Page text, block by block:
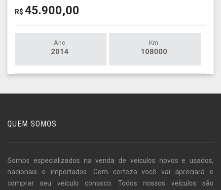
R$ 45.900,00
Ano
2014
Km
108000
QUEM SOMOS
Somos especializados na venda de veículos novos e usados,
nacionais e importados. Com certeza você vai apreciará e
comprar seu veículo conosco. Todos nossos veículos são